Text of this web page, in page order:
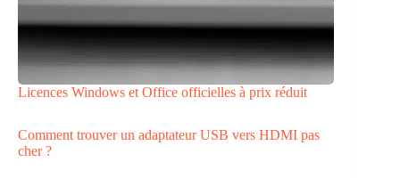
Licences Windows et Office officielles à prix réduit
Comment trouver un adaptateur USB vers HDMI pas
cher ?